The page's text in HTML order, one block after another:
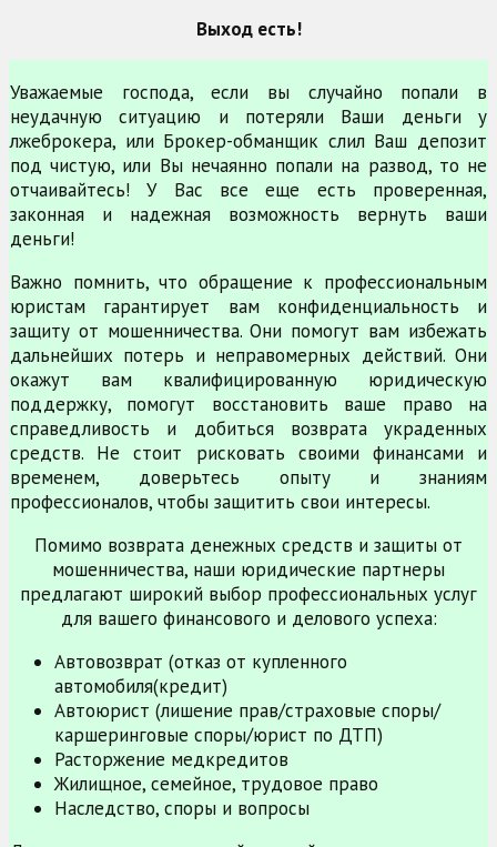
Выход есть!
Уважаемые господа, если вы случайно попали в
неудачную ситуацию и потеряли Ваши деньги у
лжеброкера, или Брокер-обманщик слил Ваш депозит
под чистую, или Вы нечаянно попали на развод, то не
отчаивайтесь! У Вас все еще есть проверенная,
законная и надежная возможность вернуть ваши
деньги!
Важно помнить, что обращение к профессиональным
юристам гарантирует вам конфиденциальность и
защиту от мошенничества. Они помогут вам избежать
дальнейших потерь и неправомерных действий. Они
окажут вам квалифицированную юридическую
поддержку, помогут восстановить ваше право на
справедливость и добиться возврата украденных
средств. Не стоит рисковать своими финансами и
временем, доверьтесь опыту и знаниям
профессионалов, чтобы защитить свои интересы.
Помимо возврата денежных средств и защиты от
мошенничества, наши юридические партнеры
предлагают широкий выбор профессиональных услуг
для вашего финансового и делового успеха:
Автовозврат (отказ от купленного
автомобиля(кредит)
Автоюрист (лишение прав/страховые споры/
каршеринговые споры/юрист по ДТП)
Расторжение медкредитов
Жилищное, семейное, трудовое право
Наследство, споры и вопросы